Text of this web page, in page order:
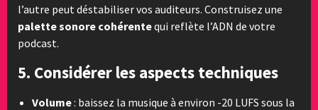
l’autre peut déstabiliser vos auditeurs. Construisez une
palette sonore cohérentequi reflète l’ADN de votre
podcast.
5. Considérer les aspects techniques
Volume: baissez la musique à environ -20 LUFS sous la